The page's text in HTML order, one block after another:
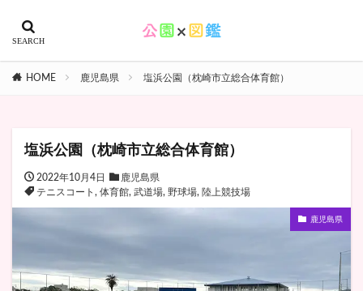
HOME 鹿児島県 塩浜公園（枕崎市立総合体育館）
塩浜公園（枕崎市立総合体育館）
2022年10月4日
鹿児島県
テニスコート , 体育館, 武道場, 野球場, 陸上競技場
鹿児島県